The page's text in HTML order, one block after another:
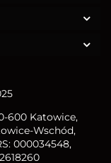
600 Katowice,
Wschód,
000034548,